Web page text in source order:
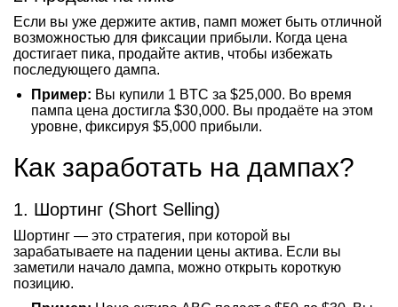
Если вы уже держите актив, памп может быть отличной
возможностью для фиксации прибыли. Когда цена
достигает пика, продайте актив, чтобы избежать
последующего дампа.
Пример: Вы купили 1 BTC за $25,000. Во время
пампа цена достигла $30,000. Вы продаёте на этом
уровне, фиксируя $5,000 прибыли.
Как заработать на дампах?
1. Шортинг (Short Selling)
Шортинг — это стратегия, при которой вы
зарабатываете на падении цены актива. Если вы
заметили начало дампа, можно открыть короткую
позицию.